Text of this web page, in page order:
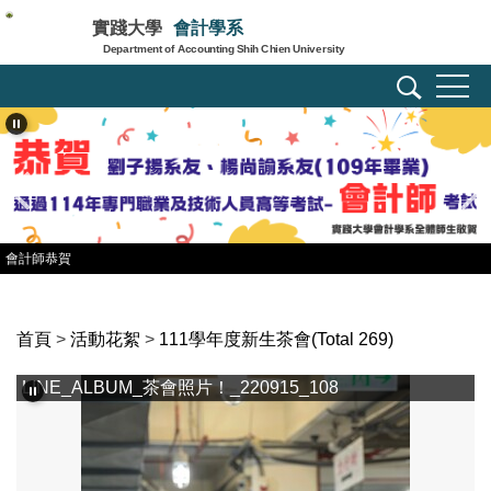
跳
主
內
容
區
實踐大學 會計學系
Department of Accounting Shih Chien University
會計師恭賀
首頁 > 活動花絮 > 111學年度新生茶會(Total 269)
LINE_ALBUM_茶會照片！_220915_109